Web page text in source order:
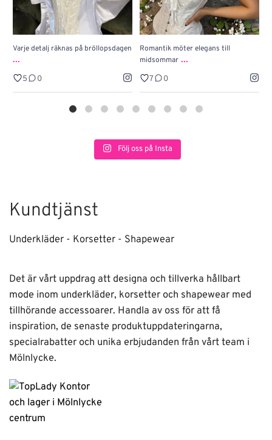
Varje detalj räknas på bröllopsdagen
...
5 0
Romantik möter elegans till
midsommar ...
7 0
Följ oss på Insta
Kundtjänst
Underkläder - Korsetter - Shapewear
Det är vårt uppdrag att designa och tillverka hållbart
mode inom underkläder, korsetter och shapewear med
tillhörande accessoarer. Handla av oss för att få
inspiration, de senaste produktuppdateringarna,
specialrabatter och unika erbjudanden från vårt team i
Mölnlycke.